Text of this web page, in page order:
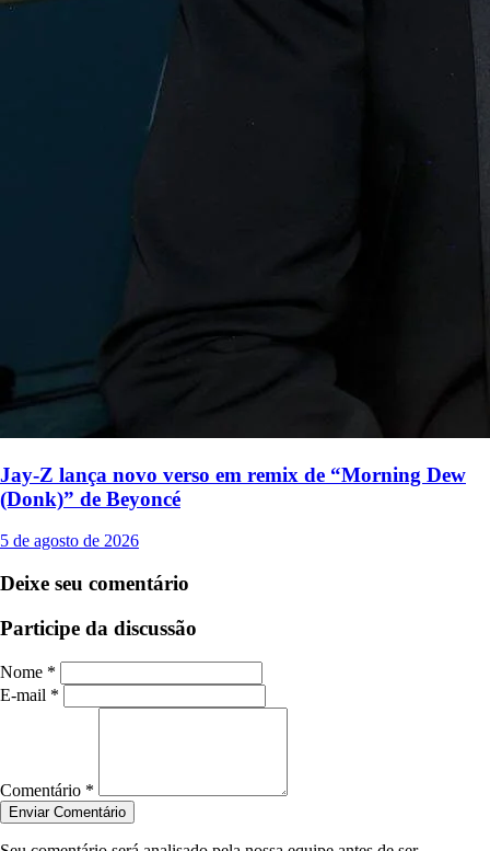
Jay-Z lança novo verso em remix de “Morning Dew
(Donk)” de Beyoncé
5 de agosto de 2026
Deixe seu comentário
Participe da discussão
Nome *
E-mail *
Comentário *
Enviar Comentário